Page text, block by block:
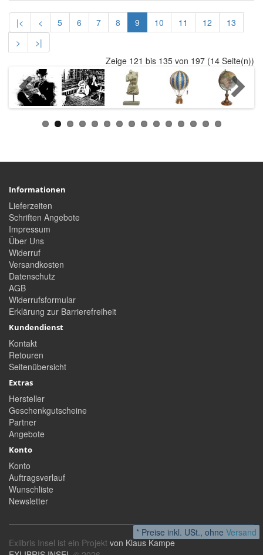
|< < 5 6 7 8 9 10 11 12
13
>
>|
Zeige 121 bis 135 von 197 (14 Seite(n))
Informationen
Lieferzeiten
Schriften Angebote
Impressum
Über Uns
Widerruf
Versandkosten
Datenschutz
AGB
Widerrufsformular
Erklärung zur Barrierefreiheit
Kundendienst
Kontakt
Retouren
Seitenübersicht
Extras
Hersteller
Geschenkgutscheine
Partner
Angebote
Konto
Konto
Auftragsverlauf
Wunschliste
Newsletter
Exlibris Insel ist ein Projekt von Klaus Kampe
* Preise inkl. USt., ohne Versand